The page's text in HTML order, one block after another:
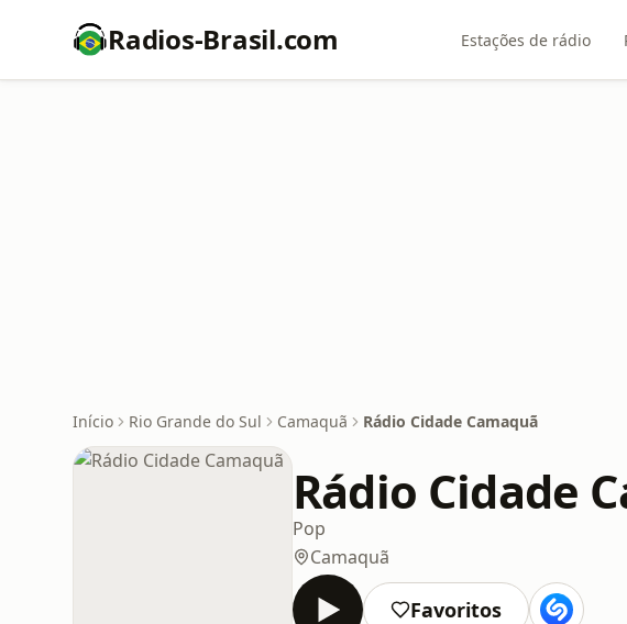
Radios-Brasil.com Estações de rádio
Início Rio Grande do Sul Camaquã Rádio Cidade Camaquã
Rádio Cidade
Pop
Camaquã
Favoritos